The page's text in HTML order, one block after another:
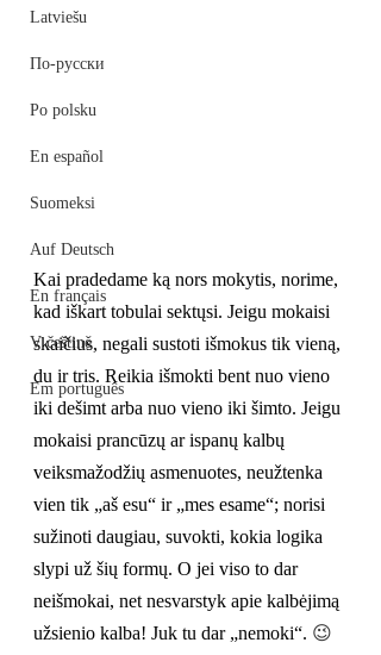
Latviešu
По-русски
Po polsku
En español
Suomeksi
Auf Deutsch
En français
V češtině
Em português
Kai pradedame ką nors mokytis, norime,
kad iškart tobulai sektųsi. Jeigu mokaisi
skaičius, negali sustoti išmokus tik vieną,
du ir tris. Reikia išmokti bent nuo vieno
iki dešimt arba nuo vieno iki šimto. Jeigu
mokaisi prancūzų ar ispanų kalbų
veiksmažodžių asmenuotes, neužtenka
vien tik „aš esu“ ir „mes esame“; norisi
sužinoti daugiau, suvokti, kokia logika
slypi už šių formų. O jei viso to dar
neišmokai, net nesvarstyk apie kalbėjimą
užsienio kalba! Juk tu dar „nemoki“. 😉